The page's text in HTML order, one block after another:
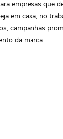
empresas que
em casa, no
campanhas
da marca.